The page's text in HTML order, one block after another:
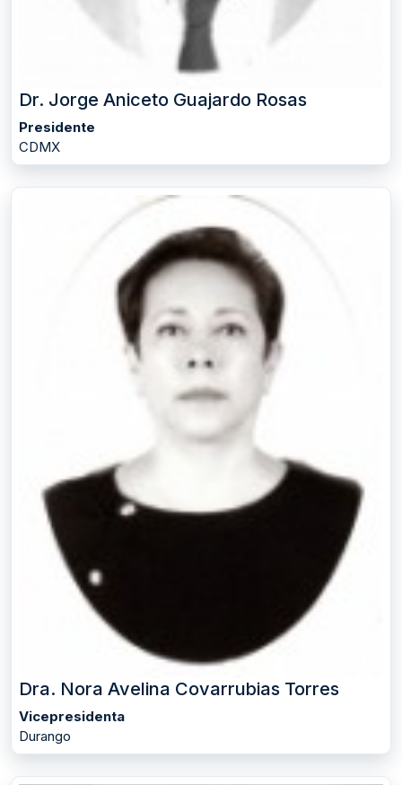
Dr. Jorge Aniceto Guajardo Rosas
Presidente
CDMX
Dra. Nora Avelina Covarrubias Torres
Vicepresidenta
Durango